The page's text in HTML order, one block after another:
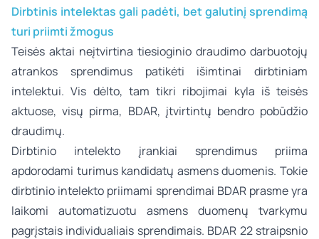
Dirbtinis intelektas gali padėti, bet galutinį sprendimą
turi priimti žmogus
Teisės aktai neįtvirtina tiesioginio draudimo darbuotojų
atrankos sprendimus patikėti išimtinai dirbtiniam
intelektui. Vis dėlto, tam tikri ribojimai kyla iš teisės
aktuose, visų pirma, BDAR, įtvirtintų bendro pobūdžio
draudimų.
Dirbtinio intelekto įrankiai sprendimus priima
apdorodami turimus kandidatų asmens duomenis. Tokie
dirbtinio intelekto priimami sprendimai BDAR prasme yra
laikomi automatizuotu asmens duomenų tvarkymu
pagrįstais individualiais sprendimais. BDAR 22 straipsnio